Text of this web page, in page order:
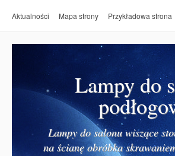
Aktualności Mapa strony Przykładowa strona
Lampy do
Lampy do salonu wiszące
na ścianę obróbka